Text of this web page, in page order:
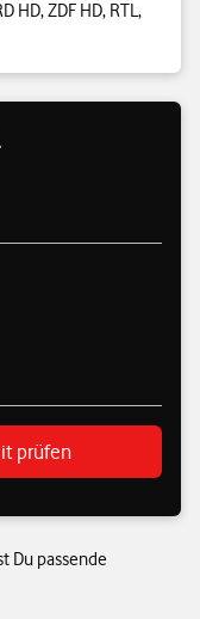
HD, ZDF HD, RTL,
prüfen
Du passende